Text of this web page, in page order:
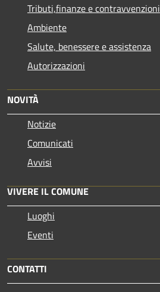
Tributi,finanze e contravvenzioni
Ambiente
Salute, benessere e assistenza
Autorizzazioni
NOVITÀ
Notizie
Comunicati
Avvisi
VIVERE IL COMUNE
Luoghi
Eventi
CONTATTI